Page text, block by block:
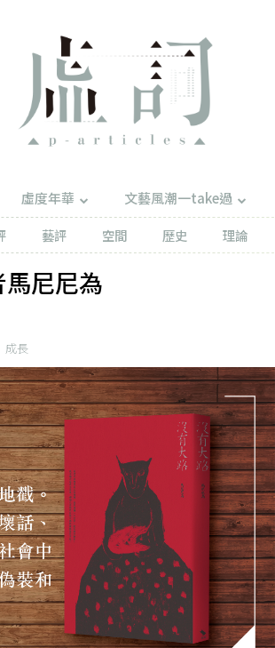
虛度年華 文藝風潮一take過
藝評 空間 歷史 理論
馬尼尼為
成長